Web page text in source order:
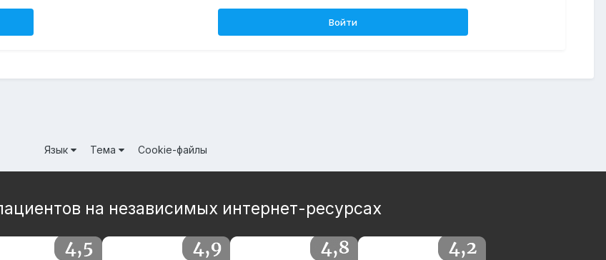
Войти
Язык Тема Cookie-файлы
на независимых интернет-ресурсах